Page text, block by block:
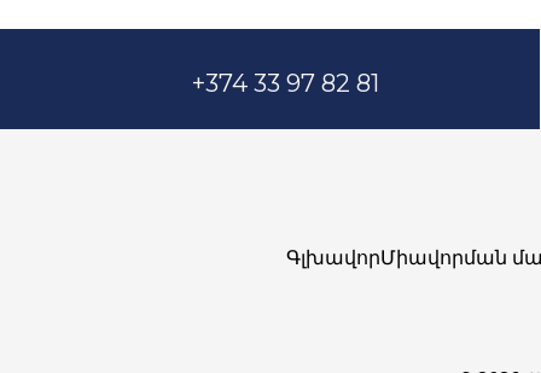
+374 33 97 82 81
ԳլխավորՄիավորման